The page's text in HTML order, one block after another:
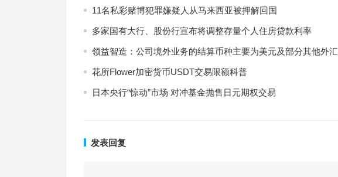
11名私彩赌博犯罪嫌疑人从马来西亚被押解回国
多家国有大行、股份行宣布将调整存量个人住房贷款利率
领益智造：公司境外业务的结算币种主要为美元及部分其他外汇
花所Flower加密货币USDT交易限额科普
日本央行“惊动”市场 对冲基金抛售日元期权交易
发表回复